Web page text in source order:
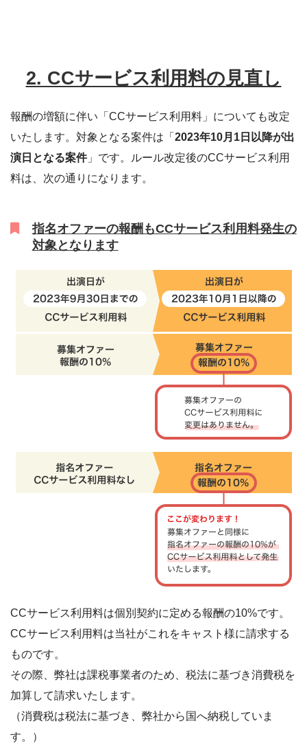
2. CCサービス利用料の見直し
報酬の増額に伴い「CCサービス利用料」についても改定
いたします。対象となる案件は「 2023年10月1日以降が出
演日となる案件」です。ルール改定後のCCサービス利用
料は、次の通りになります。
指名オファーの報酬もCCサービス利用料発生の
対象となります
CCサービス利用料は個別契約に定める報酬の10%です。
CCサービス利用料は当社がこれをキャスト様に請求する
ものです。
その際、弊社は課税事業者のため、税法に基づき消費税を
加算して請求いたします。
（消費税は税法に基づき、弊社から国へ納税していま
す。）